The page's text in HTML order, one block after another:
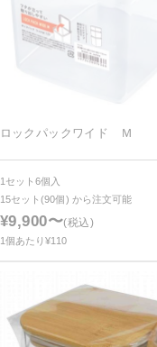
ロックパックワイド Ｍ
1セット6個入
15セット(90個) から注文可能
¥9,900〜(税込)
1個あたり¥110